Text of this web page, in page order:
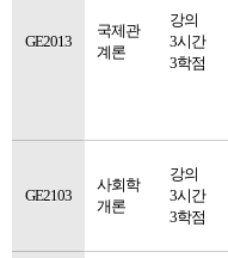
GE2013
국제관
계론
강의
3시간
3학점
GE2103
사회학
개론
강의
3시간
3학점